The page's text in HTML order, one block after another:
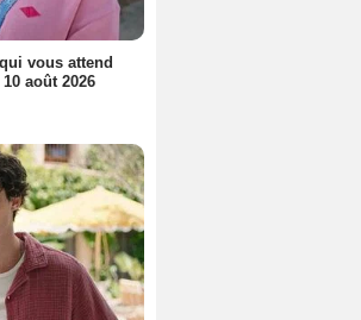
vous attend
août 2026